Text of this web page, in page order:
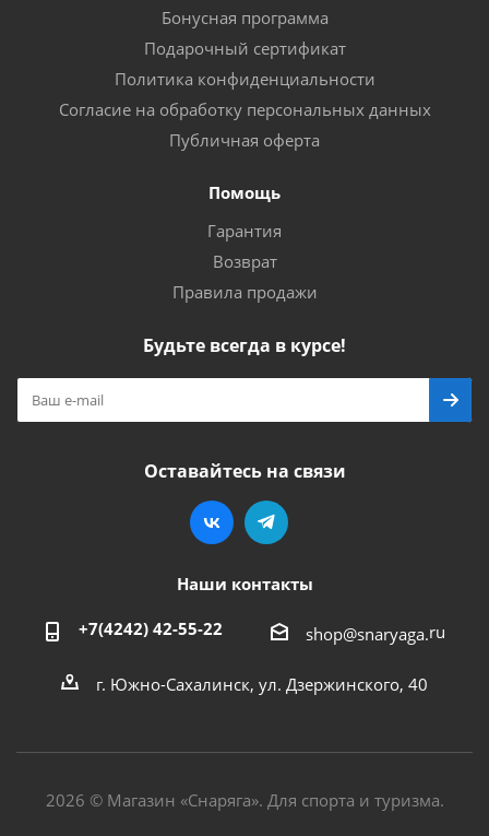
Бонусная программа
Подарочный сертификат
Политика конфиденциальности
Согласие на обработку персональных данных
Публичная оферта
Помощь
Гарантия
Возврат
Правила продажи
Будьте всегда в курсе!
Оставайтесь на связи
Наши контакты
+7(4242) 42-55-22 shop@snaryaga.ru
г. Южно-Сахалинск, ул. Дзержинского, 40
2026 © Магазин «Снаряга». Для спорта и туризма.